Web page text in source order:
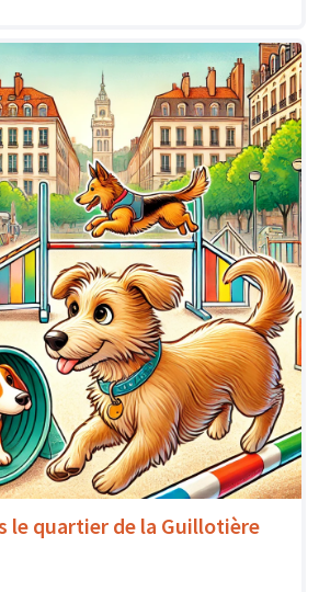
le quartier de la Guillotière